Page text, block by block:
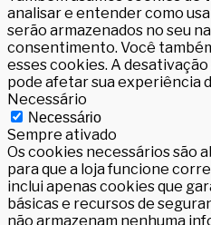
analisar e entender como
serão armazenados no seu
consentimento. Você
esses cookies. A
pode afetar sua experiência
Necessário
Necessário
Sempre ativado
Os cookies necessários são
para que a loja funcione
inclui apenas cookies que
básicas e recursos de
não armazenam nenhuma